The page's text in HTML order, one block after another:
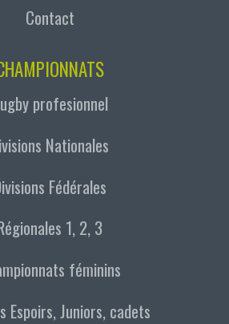
Contact
profesionnel
Nationales
Fédérales
1, 2, 3
féminins
Espoirs, Juniors, cadets